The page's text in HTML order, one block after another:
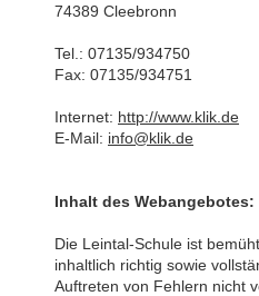
74389 Cleebronn
Tel.: 07135/934750
Fax: 07135/934751
Internet: http://www.klik.de
E-Mail: info@klik.de
Inhalt des Webangebotes:
Die Leintal-Schule ist
inhaltlich richtig sowie
Auftreten von Fehlern nicht